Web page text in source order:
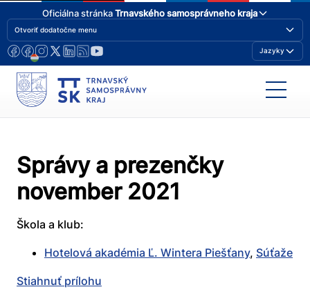
Oficiálna stránkaTrnavského samosprávneho kraja
Otvoriť dodatočne menu
Jazyky
Správy a prezenčky
november 2021
Škola a klub:
Hotelová akadémia Ľ. Wintera Piešťany, Súťaže
Stiahnuť prílohu